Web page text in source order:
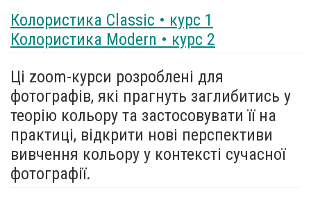
Колористика Classic • курс 1
Колористика Modern • курс 2
Ці zoom-курси розроблені для
фотографів, які прагнуть заглибитись у
теорію кольору та застосовувати її на
практиці, відкрити нові перспективи
вивчення кольору у контексті сучасної
фотографії.